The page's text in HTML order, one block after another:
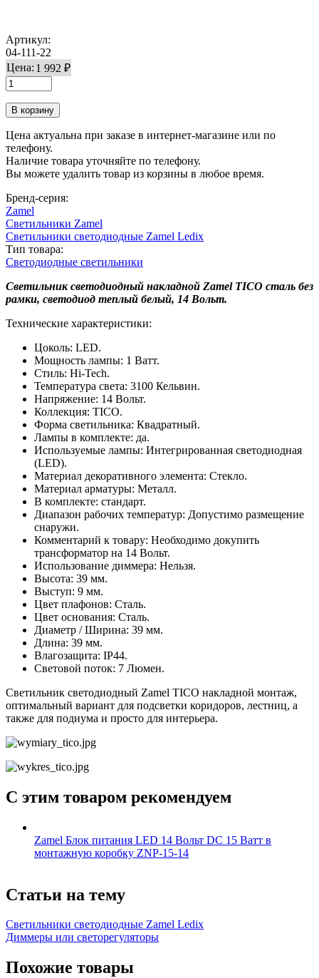
Артикул:
04-111-22
Цена: 1 992 ₽
Цена актуальна при заказе в интернет-магазине или по
телефону.
Наличие товара уточняйте по телефону.
Вы можете удалить товар из корзины в любое время.
Бренд-серия:
Zamel
Светильники Zamel
Светильники светодиодные Zamel Ledix
Тип товара:
Светодиодные светильники
Светильник светодиодный накладной Zamel TICO сталь без
рамки, светодиод теплый белый, 14 Вольт.
Технические характеристики:
Цоколь: LED.
Мощность лампы: 1 Ватт.
Стиль: Hi-Tech.
Температура света: 3100 Кельвин.
Напряжение: 14 Вольт.
Коллекция: TICO.
Форма светильника: Квадратный.
Лампы в комплекте: да.
Используемые лампы: Интегрированная светодиодная
(LED).
Материал декоративного элемента: Стекло.
Материал арматуры: Металл.
В комплекте: стандарт.
Диапазон рабочих температур: Допустимо размещение
снаружи.
Комментарий к товару: Необходимо докупить
трансформатор на 14 Вольт.
Использование диммера: Нельзя.
Высота: 39 мм.
Выступ: 9 мм.
Цвет плафонов: Сталь.
Цвет основания: Сталь.
Диаметр / Ширина: 39 мм.
Длина: 39 мм.
Влагозащита: IP44.
Световой поток: 7 Люмен.
Светильник светодиодный Zamel TICO накладной монтаж,
оптимальный вариант для подсветки коридоров, лестниц, а
также для подиума и просто для интерьера.
С этим товаром рекомендуем
Zamel Блок питания LED 14 Вольт DC 15 Ватт в
монтажную коробку ZNP-15-14
Статьи на тему
Светильники светодиодные Zamel Ledix
Диммеры или светорегуляторы
Похожие товары